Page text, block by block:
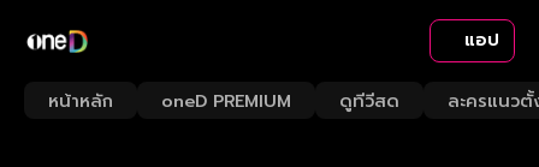
แอป
หน้าหลัก oneD PREMIUM ดูทีวีสด ละครแนวตั้